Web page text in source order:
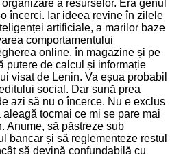
a resurselor. Era genul
încerci. Iar ideea revine în zilele
artificiale, a marilor baze
comportamentului
online, în magazine și pe
putere de calcul și informație
visat de Lenin. Va eșua probabil
social. Dar sună prea
azi să nu o încerce. Nu e exclus
tocmai ce mi se pare mai
Anume, să păstreze sub
bancar și să reglementeze restul
să devină confundabilă cu